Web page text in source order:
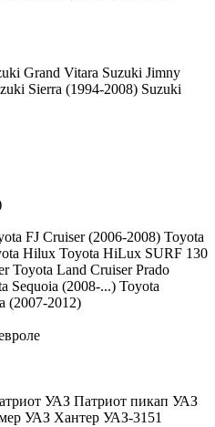
Grand Vitara Suzuki Jimny
Sierra (1994-2008) Suzuki
FJ Cruiser (2006-2008) Toyota
Hilux Toyota HiLux SURF 130
Toyota Land Cruiser Prado
Sequoia (2008-...) Toyota
(2007-2012)
УАЗ Патриот пикап УАЗ
УАЗ Хантер УАЗ-3151